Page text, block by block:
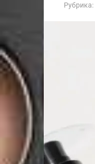
Рубрика: